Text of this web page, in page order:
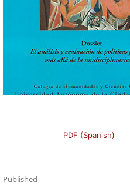
PDF (Spanish)
Published